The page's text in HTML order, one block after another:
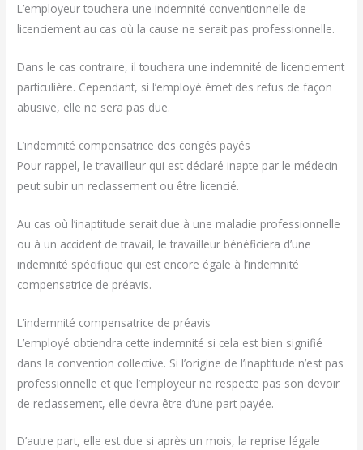
L’employeur touchera une indemnité conventionnelle de
licenciement au cas où la cause ne serait pas professionnelle.
Dans le cas contraire, il touchera une indemnité de licenciement
particulière. Cependant, si l’employé émet des refus de façon
abusive, elle ne sera pas due.
L’indemnité compensatrice des congés payés
Pour rappel, le travailleur qui est déclaré inapte par le médecin
peut subir un reclassement ou être licencié.
Au cas où l’inaptitude serait due à une maladie professionnelle
ou à un accident de travail, le travailleur bénéficiera d’une
indemnité spécifique qui est encore égale à l’indemnité
compensatrice de préavis.
L’indemnité compensatrice de préavis
L’employé obtiendra cette indemnité si cela est bien signifié
dans la convention collective. Si l’origine de l’inaptitude n’est pas
professionnelle et que l’employeur ne respecte pas son devoir
de reclassement, elle devra être d’une part payée.
D’autre part, elle est due si après un mois, la reprise légale